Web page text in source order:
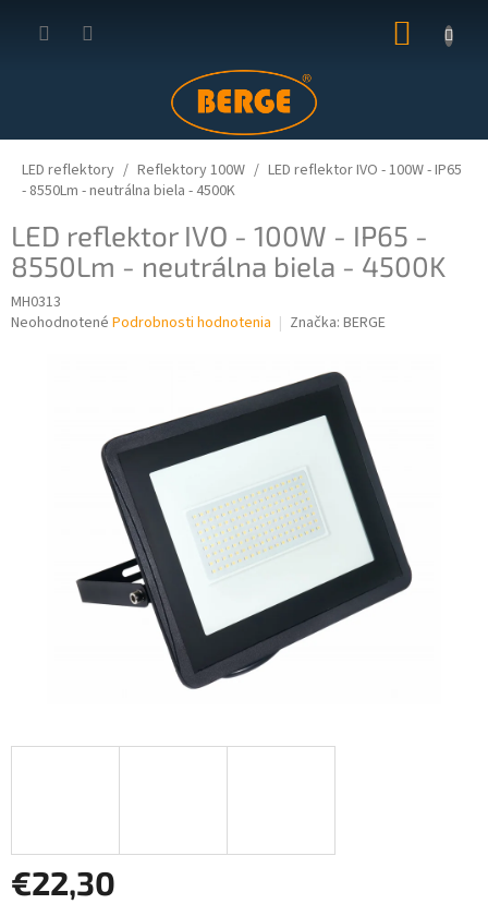
KOŠÍK
LED reflektory Reflektory 100W
LED reflektor IVO - 100W - IP65
- 8550Lm - neutrálna biela - 4500K
LED reflektor IVO - 100W - IP65 -
8550Lm - neutrálna biela - 4500K
MH0313
Priemerné
Neohodnotené Podrobnosti hodnotenia Značka: BERGE
€22,30